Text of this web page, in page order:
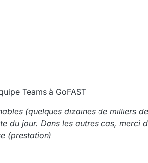
Teams à GoFAST
(quelques dizaines de milliers
du jour. Dans les autres cas, merci
(prestation)